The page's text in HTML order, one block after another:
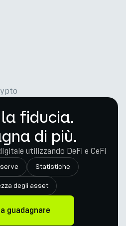
fiducia.
di più.
utilizzando DeFi e CeFi
Statistiche
degli asset
a guadagnare